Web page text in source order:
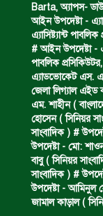
Barta, অ‍্যাপস-
আইন উপদেষ্টা -
এ‍্যাসিষ্ট‍্যান্ট
# আইন উপদেষ্টা -
পাবলিক
এ্যাডভোকেট এস.
জেলা লিগ্যাল
এম. শাহীন (
হোসেন ( সিনিয়র
সাংবাদিক ) #
উপদেষ্টা - মো:
বাবু ( সিনিয়র
সাংবাদিক ) #
উপদেষ্টা - আমিনুল
জামাল কাড়াল (